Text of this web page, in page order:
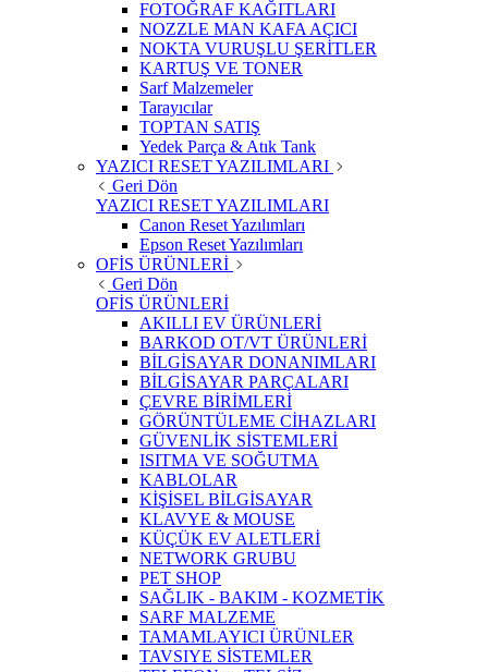
FOTOĞRAF KAĞITLARI
NOZZLE MAN KAFA AÇICI
NOKTA VURUŞLU ŞERİTLER
KARTUŞ VE TONER
Sarf Malzemeler
Tarayıcılar
TOPTAN SATIŞ
Yedek Parça & Atık Tank
YAZICI RESET YAZILIMLARI
Geri Dön
YAZICI RESET YAZILIMLARI
Canon Reset Yazılımları
Epson Reset Yazılımları
OFİS ÜRÜNLERİ
Geri Dön
OFİS ÜRÜNLERİ
AKILLI EV ÜRÜNLERİ
BARKOD OT/VT ÜRÜNLERİ
BİLGİSAYAR DONANIMLARI
BİLGİSAYAR PARÇALARI
ÇEVRE BİRİMLERİ
GÖRÜNTÜLEME CİHAZLARI
GÜVENLİK SİSTEMLERİ
ISITMA VE SOĞUTMA
KABLOLAR
KİŞİSEL BİLGİSAYAR
KLAVYE & MOUSE
KÜÇÜK EV ALETLERİ
NETWORK GRUBU
PET SHOP
SAĞLIK - BAKIM - KOZMETİK
SARF MALZEME
TAMAMLAYICI ÜRÜNLER
TAVSIYE SİSTEMLER